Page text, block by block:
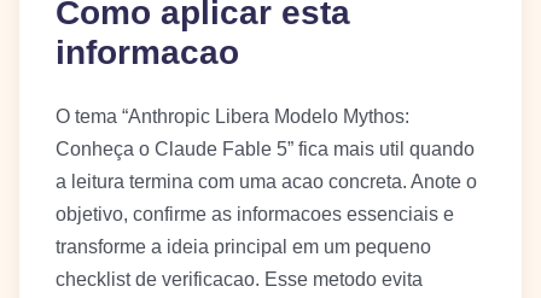
Como aplicar esta
informacao
O tema “Anthropic Libera Modelo Mythos:
Conheça o Claude Fable 5” fica mais util quando
a leitura termina com uma acao concreta. Anote o
objetivo, confirme as informacoes essenciais e
transforme a ideia principal em um pequeno
checklist de verificacao. Esse metodo evita